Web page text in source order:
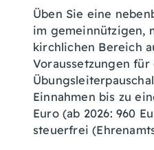
Üben Sie eine
im gemeinnützigen,
kirchlichen Bereich
Voraussetzungen für
Einnahmen bis zu
Euro (ab 2026: 960
steuerfrei